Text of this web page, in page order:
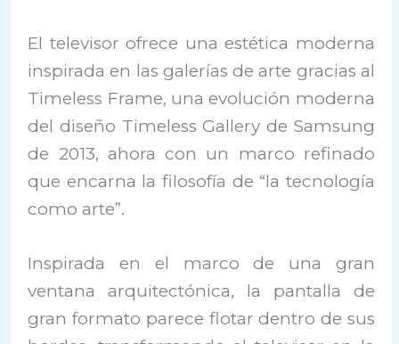
El televisor ofrece una estética moderna
inspirada en las galerías de arte gracias al
Timeless Frame, una evolución moderna
del diseño Timeless Gallery de Samsung
de 2013, ahora con un marco refinado
que encarna la filosofía de “la tecnología
como arte”.
Inspirada en el marco de una gran
ventana arquitectónica, la pantalla de
gran formato parece flotar dentro de sus